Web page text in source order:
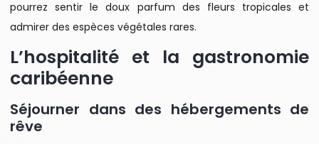
pourrez sentir le doux parfum des fleurs tropicales et
admirer des espèces végétales rares.
L’hospitalité et la gastronomie
caribéenne
Séjourner dans des hébergements de
rêve